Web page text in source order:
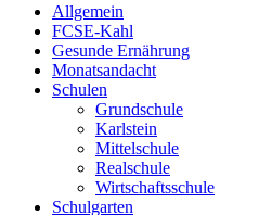
Allgemein
FCSE-Kahl
Gesunde Ernährung
Monatsandacht
Schulen
Grundschule
Karlstein
Mittelschule
Realschule
Wirtschaftsschule
Schulgarten